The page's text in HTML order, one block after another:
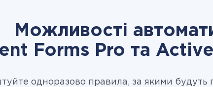
Можливості
Forms Pro та
одноразово правила, за якими будуть